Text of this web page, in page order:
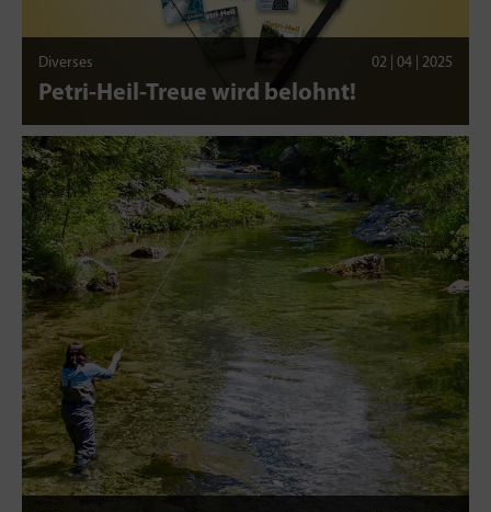
Diverses 02 | 04 | 2025
Petri-Heil-Treue wird belohnt!